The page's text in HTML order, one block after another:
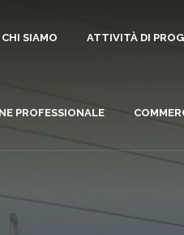
CHI SIAMO ATTIVITÀ DI
PROFESSIONALE